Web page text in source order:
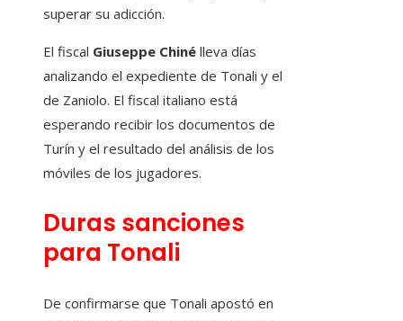
superar su adicción.
El fiscal Giuseppe Chiné lleva días
analizando el expediente de Tonali y el
de Zaniolo. El fiscal italiano está
esperando recibir los documentos de
Turín y el resultado del análisis de los
móviles de los jugadores.
Duras sanciones
para Tonali
De confirmarse que Tonali apostó en